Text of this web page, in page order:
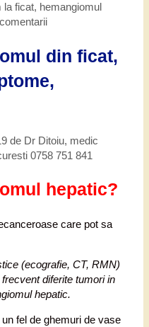
la ficat, hemangiomul
din ficat,
de Dr Ditoiu, medic
0758 751 841
hepatic?
care pot sa
(ecografie, CT, RMN)
diferite tumori in
hepatic.
fel de ghemuri de vase